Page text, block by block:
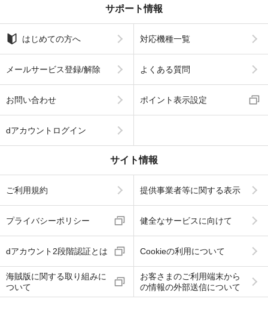
サポート情報
はじめての方へ 対応機種一覧
メールサービス登録/解除 よくある質問
お問い合わせ ポイント表示設定
dアカウントログイン
サイト情報
ご利用規約 提供事業者等に関する表示
プライバシーポリシー 健全なサービスに向けて
dアカウント2段階認証とは Cookieの利用について
海賊版に関する取り組みに
ついて
お客さまのご利用端末から
の情報の外部送信について